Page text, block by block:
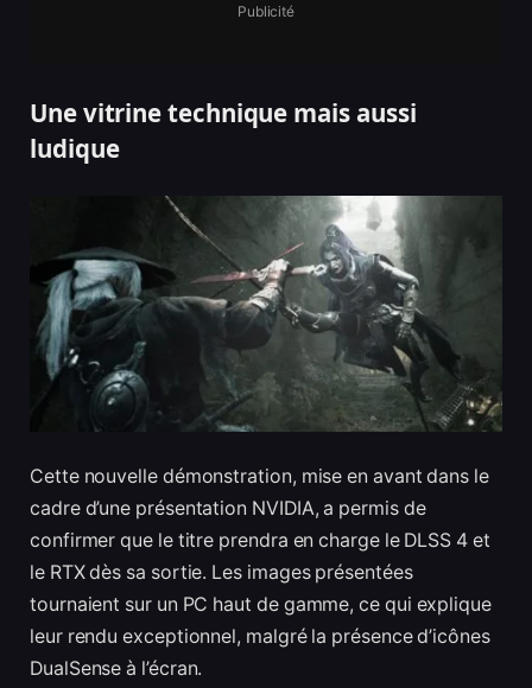
Publicité
Une vitrine technique mais aussi
ludique
Cette nouvelle démonstration, mise en avant dans le
cadre d’une présentation NVIDIA, a permis de
confirmer que le titre prendra en charge le DLSS 4 et
le RTX dès sa sortie. Les images présentées
tournaient sur un PC haut de gamme, ce qui explique
leur rendu exceptionnel, malgré la présence d’icônes
DualSense à l’écran.